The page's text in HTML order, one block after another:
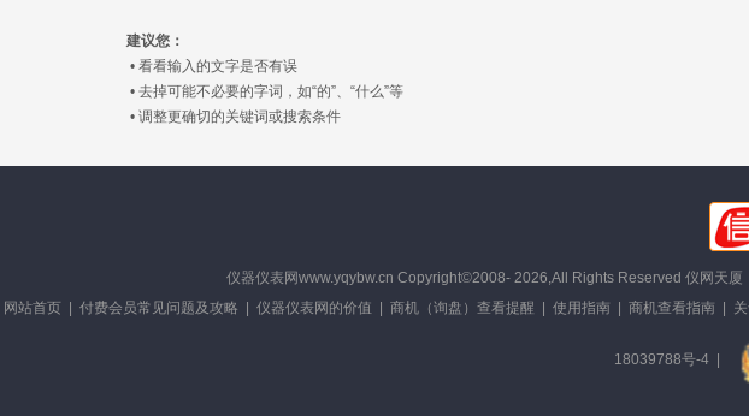
建议您：
• 看看输入的文字是否有误
• 去掉可能不必要的字词，如“的”、“什么”等
• 调整更确切的关键词或搜索条件
仪器仪表网www.yqybw.cn Copyright©2008- 2026,All Rights Reserved 仪网天
网站首页| 付费会员常见问题及攻略 仪器仪表网的价值 商机（询盘）查看提醒 使用指南 商机查看指南
18039788号-4|